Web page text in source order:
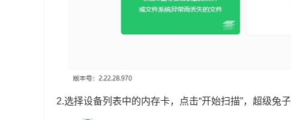
2.选择设备列表中的内存卡，点击“开始扫描”，超级兔